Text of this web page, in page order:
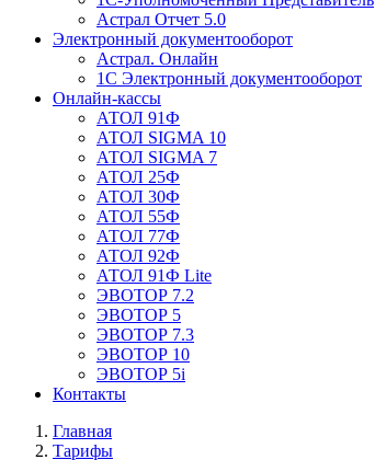
Астрал Отчет 5.0
Электронный документооборот
Астрал. Онлайн
1С Электронный документооборот
Онлайн-кассы
АТОЛ 91Ф
АТОЛ SIGMA 10
АТОЛ SIGMA 7
АТОЛ 25Ф
АТОЛ 30Ф
АТОЛ 55Ф
АТОЛ 77Ф
АТОЛ 92Ф
АТОЛ 91Ф Lite
ЭВОТОР 7.2
ЭВОТОР 5
ЭВОТОР 7.3
ЭВОТОР 10
ЭВОТОР 5i
Контакты
Главная
Тарифы